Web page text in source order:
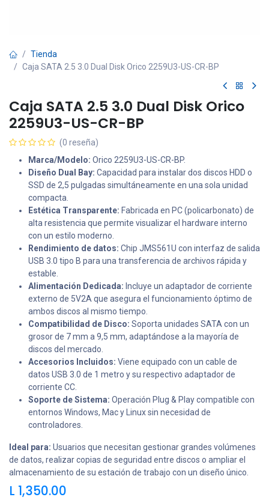
Tienda
Caja SATA 2.5 3.0 Dual Disk Orico 2259U3-US-CR-BP
Caja SATA 2.5 3.0 Dual Disk Orico
2259U3-US-CR-BP
(0 reseña)
Marca/Modelo: Orico 2259U3-US-CR-BP.
Diseño Dual Bay: Capacidad para instalar dos discos HDD o
SSD de 2,5 pulgadas simultáneamente en una sola unidad
compacta.
Estética Transparente: Fabricada en PC (policarbonato) de
alta resistencia que permite visualizar el hardware interno
con un estilo moderno.
Rendimiento de datos: Chip JMS561U con interfaz de salida
USB 3.0 tipo B para una transferencia de archivos rápida y
estable.
Alimentación Dedicada: Incluye un adaptador de corriente
externo de 5V2A que asegura el funcionamiento óptimo de
ambos discos al mismo tiempo.
Compatibilidad de Disco: Soporta unidades SATA con un
grosor de 7 mm a 9,5 mm, adaptándose a la mayoría de
discos del mercado.
Accesorios Incluidos: Viene equipado con un cable de
datos USB 3.0 de 1 metro y su respectivo adaptador de
corriente CC.
Soporte de Sistema: Operación Plug & Play compatible con
entornos Windows, Mac y Linux sin necesidad de
controladores.
Ideal para: Usuarios que necesitan gestionar grandes volúmenes
de datos, realizar copias de seguridad entre discos o ampliar el
almacenamiento de su estación de trabajo con un diseño único.
L 1,350.00